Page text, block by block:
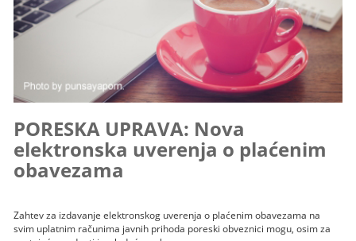
PORESKA UPRAVA: Nova
elektronska uverenja o plaćenim
obavezama
Zahtev za izdavanje elektronskog uverenja o plaćenim obavezama na
svim uplatnim računima javnih prihoda poreski obveznici mogu, osim za